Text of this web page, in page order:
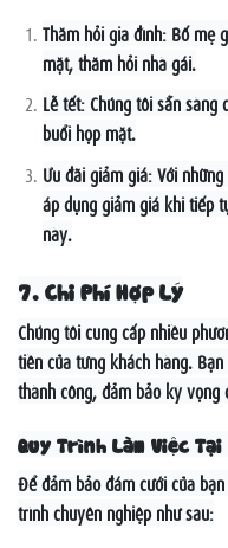
Thăm hỏi gia đình: Bố mẹ
mặt, thăm hỏi nhà gái.
Lễ tết: Chúng tôi sẵn
buổi họp mặt.
Ưu đãi giảm giá: Với
áp dụng giảm giá khi tiếp
này.
7. Chi Phí Hợp Lý
Chúng tôi cung cấp nhiều
tiền của từng khách hàng.
thành công, đảm bảo kỳ vọng
Quy Trình Làm Việc
Để đảm bảo đám cưới của
trình chuyên nghiệp như sau: